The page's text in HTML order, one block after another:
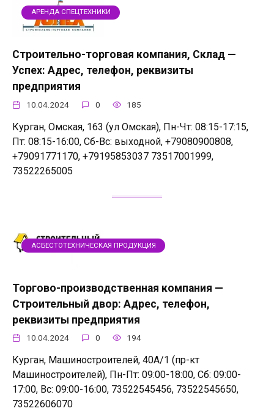
АРЕНДА СПЕЦТЕХНИКИ
Строительно-торговая компания, Склад —
Успех: Адрес, телефон, реквизиты
предприятия
10.04.2024 0 185
Курган, Омская, 163 (ул Омская), Пн-Чт: 08:15-17:15,
Пт: 08:15-16:00, Сб-Вс: выходной, +79080900808,
+79091771170, +79195853037 73517001999,
73522265005
АСБЕСТОТЕХНИЧЕСКАЯ ПРОДУКЦИЯ
Торгово-производственная компания —
Строительный двор: Адрес, телефон,
реквизиты предприятия
10.04.2024 0 194
Курган, Машиностроителей, 40А/1 (пр-кт
Машиностроителей), Пн-Пт: 09:00-18:00, Сб: 09:00-
17:00, Вс: 09:00-16:00, 73522545456, 73522545650,
73522606070